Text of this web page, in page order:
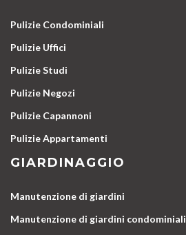
Pulizie Condominiali
Pulizie Uffici
Pulizie Studi
Pulizie Negozi
Pulizie Capannoni
Pulizie Appartamenti
GIARDINAGGIO
Manutenzione di giardini
Manutenzione di giardini condominiali